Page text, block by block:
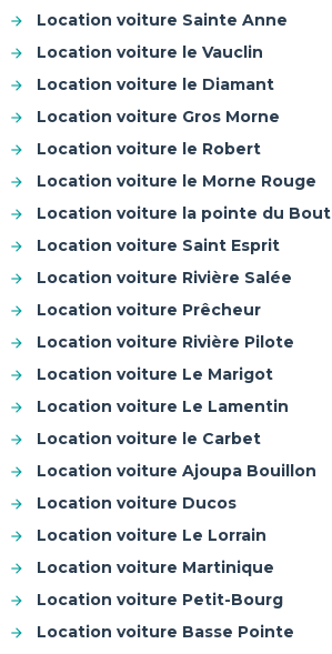
Location voiture Sainte Anne
Location voiture le Vauclin
Location voiture le Diamant
Location voiture Gros Morne
Location voiture le Robert
Location voiture le Morne Rouge
Location voiture la pointe du Bout
Location voiture Saint Esprit
Location voiture Rivière Salée
Location voiture Prêcheur
Location voiture Rivière Pilote
Location voiture Le Marigot
Location voiture Le Lamentin
Location voiture le Carbet
Location voiture Ajoupa Bouillon
Location voiture Ducos
Location voiture Le Lorrain
Location voiture Martinique
Location voiture Petit-Bourg
Location voiture Basse Pointe